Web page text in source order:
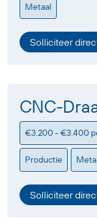
Metaal
Solliciteer
CNC-
€3.200 - €3.400
Productie
Solliciteer